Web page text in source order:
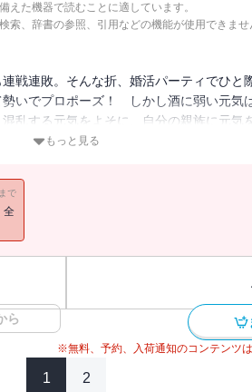
た機器で読むことに適しています。
、辞書の参照、引用などの機能が使用できませ
戦連敗。そんな折、婚活パーティでひと
いでプロポーズ！ しかし酒に弱い元気
乱する元気をよそに、自分の親族に元気
」と宣言して!?
もっと見る
で
全
ら
※無料、予約、入荷通知のコンテンツ
1 2